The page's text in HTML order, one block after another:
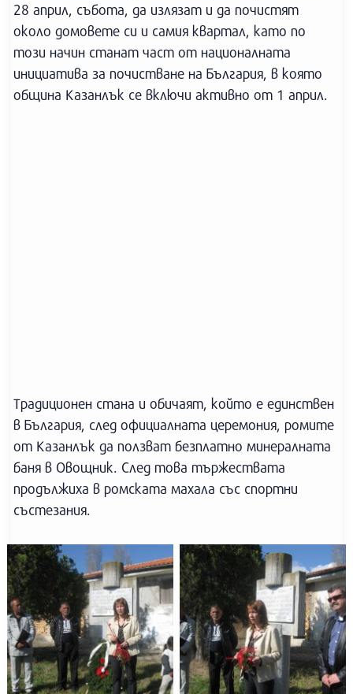
28 април, събота, да излязат и да почистят
около домовете си и самия квартал, като по
този начин станат част от националната
инициатива за почистване на България, в която
община Казанлък се включи активно от 1 април.
Традиционен стана и обичаят, който е единствен
в България, след официалната церемония, ромите
от Казанлък да ползват безплатно минералната
баня в Овощник. След това тържествата
продължиха в ромската махала със спортни
състезания.